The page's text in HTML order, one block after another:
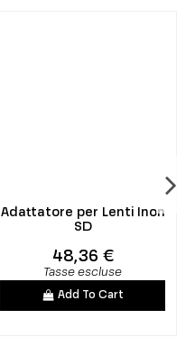
Adattatore per Lenti Inon
SD
48,36 €
Tasse escluse
Add To Cart